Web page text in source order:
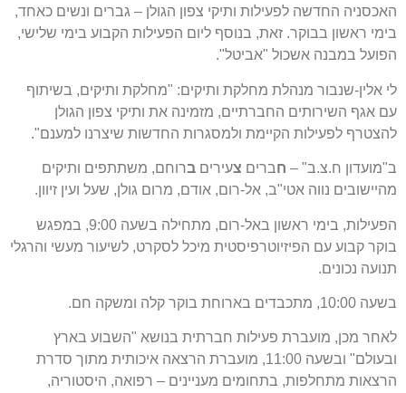
האכסניה החדשה לפעילות ותיקי צפון הגולן – גברים ונשים כאחד,
בימי ראשון בבוקר. זאת, בנוסף ליום הפעילות הקבוע בימי שלישי,
הפועל במבנה אשכול "אביטל".
לי אלין-שנבור מנהלת מחלקת ותיקים: "מחלקת ותיקים, בשיתוף
עם אגף השירותים החברתיים, מזמינה את ותיקי צפון הגולן
להצטרף לפעילות הקיימת ולמסגרות החדשות שיצרנו למענם".
ב"מועדון ח.צ.ב" – חברים צעירים ברוחם, משתתפים ותיקים
מהיישובים נווה אטי"ב, אל-רום, אודם, מרום גולן, שעל ועין זיוון.
הפעילות, בימי ראשון באל-רום, מתחילה בשעה 9:00, במפגש
בוקר קבוע עם הפיזיוטרפיסטית מיכל לסקרט, לשיעור מעשי והרגלי
תנועה נכונים.
בשעה 10:00, מתכבדים בארוחת בוקר קלה ומשקה חם.
לאחר מכן, מועברת פעילות חברתית בנושא "השבוע בארץ
ובעולם" ובשעה 11:00, מועברת הרצאה איכותית מתוך סדרת
הרצאות מתחלפות, בתחומים מעניינים – רפואה, היסטוריה,